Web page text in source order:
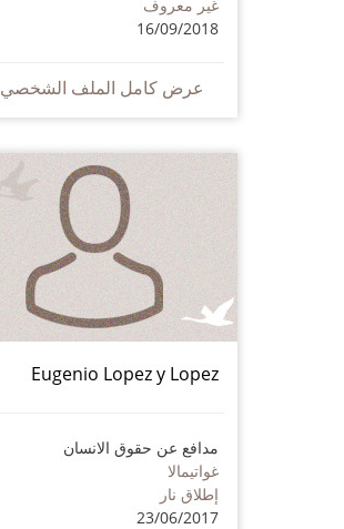
غير معروف
16/09/2018
عرض كامل الملف الشخصي
Eugenio Lopez y Lopez
مدافع عن حقوق الانسان
غواتيمالا
إطلاق نار
23/06/2017